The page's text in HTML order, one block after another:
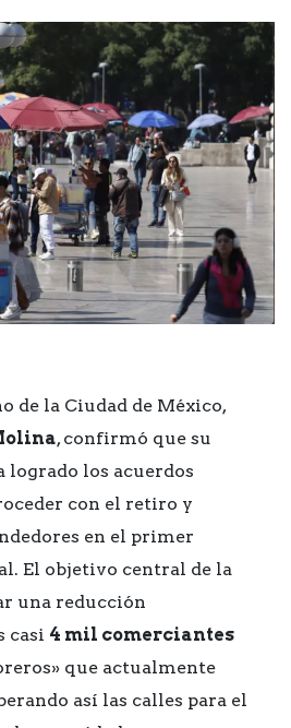
de la Ciudad de México,
, confirmó que su
los acuerdos
con el retiro y
en el primer
El objetivo central de la
una reducción
casi 4 mil comerciantes
que actualmente
así las calles para el